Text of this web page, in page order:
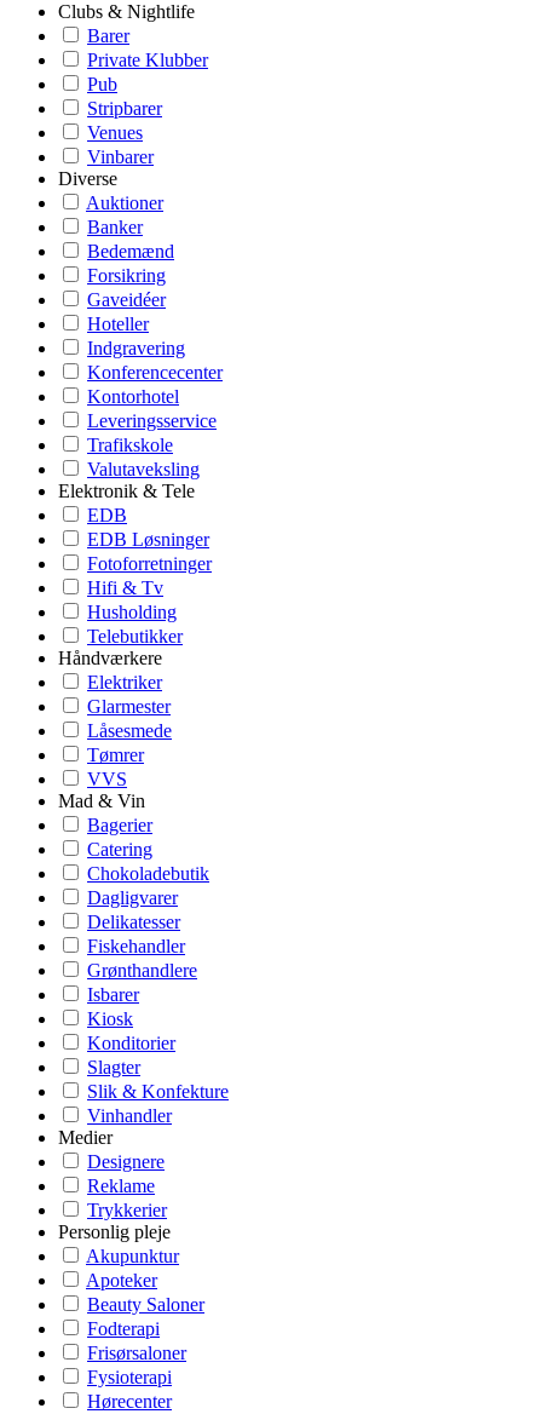
Clubs & Nightlife
Barer
Private Klubber
Pub
Stripbarer
Venues
Vinbarer
Diverse
Auktioner
Banker
Bedemænd
Forsikring
Gaveidéer
Hoteller
Indgravering
Konferencecenter
Kontorhotel
Leveringsservice
Trafikskole
Valutaveksling
Elektronik & Tele
EDB
EDB Løsninger
Fotoforretninger
Hifi & Tv
Husholding
Telebutikker
Håndværkere
Elektriker
Glarmester
Låsesmede
Tømrer
VVS
Mad & Vin
Bagerier
Catering
Chokoladebutik
Dagligvarer
Delikatesser
Fiskehandler
Grønthandlere
Isbarer
Kiosk
Konditorier
Slagter
Slik & Konfekture
Vinhandler
Medier
Designere
Reklame
Trykkerier
Personlig pleje
Akupunktur
Apoteker
Beauty Saloner
Fodterapi
Frisørsaloner
Fysioterapi
Hørecenter